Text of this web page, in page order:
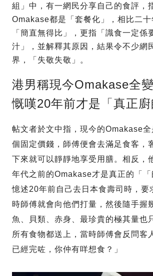
組」中，有一網民分享自己的食評，
Omakase都是「套餐化」，相比二
「簡直無得比」，更指「識食一定係
汁」，並解釋其原因，結果令不少網
界，「失敬失敬」。
港男稱現今Omakase全
慨嘆20年前才是「真正廚
帖文者於文中指，現今的Omakase
個固定價錢，師傅便會去滿足食客，
下來就可以靜靜地享受用膳。相反，
年代之前的Omakase才是真正的「
憶述20年前自己去日本食壽司時，要
時師傅就會向他們打量，然後隨手握
魚、貝類、赤身、最珍貴的極其量也
所有食物都送上，當時師傅會反問客
已經完咗，你仲有咩想食？」